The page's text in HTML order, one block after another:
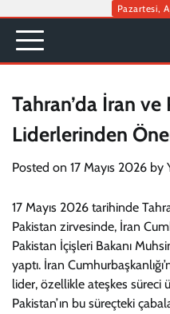
content
Pazartesi,
Tahran’da İran ve
Liderlerinden
Posted on 17 Mayıs 2026 by
17 Mayıs 2026 tarihinde
Pakistan zirvesinde, İran
Pakistan İçişleri Bakanı
yaptı. İran
lider, özellikle ateşkes süreci
Pakistan’ın bu süreçteki